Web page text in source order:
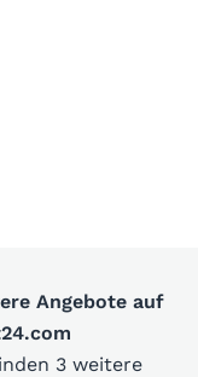
Angebote auf
3 weitere